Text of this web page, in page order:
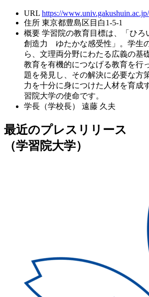
URL https://www.univ.gakushuin.ac.jp/
住所 東京都豊島区目白1-5-1
概要 学習院の教育目標は、「ひ
創造力 ゆたかな感受性」。学生
ら、文理両分野にわたる広義の基
教育を有機的につなげる教育を行
題を発見し、その解決に必要な方
力を十分に身につけた人材を育成
習院大学の使命です。
学長（学校長）
遠藤 久夫
最近のプレスリリース
（学習院大学）